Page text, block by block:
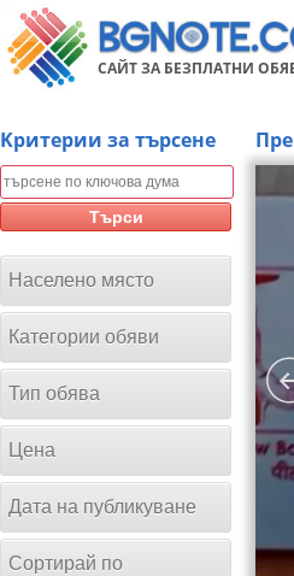
САЙТ ЗА БЕЗПЛАТНИ
Kритерии за търсене
Търси
Населено място
Категории обяви
Тип обява
Цена
Дата на публикуване
Сортирай по